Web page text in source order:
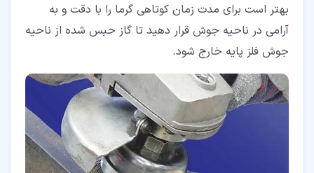
بهتر است برای مدت زمان کوتاهی گرما را با دقت و به
آرامی در ناحیه جوش قرار دهید تا گاز حبس شده از ناحیه
جوش فلز پایه خارج شود.